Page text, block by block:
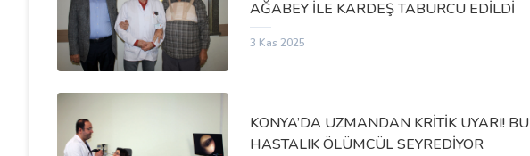
AĞABEY İLE KARDEŞ TABURCU EDİLDİ
3 Kas 2025
KONYA’DA UZMANDAN KRİTİK UYARI! BU
HASTALIK ÖLÜMCÜL SEYREDİYOR
Destek
Radyoloji